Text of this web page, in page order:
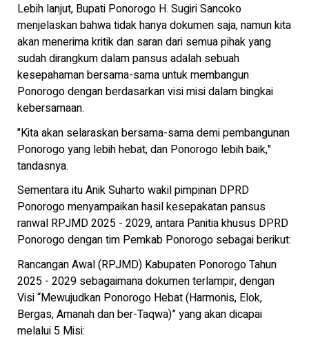
Lebih lanjut, Bupati Ponorogo H. Sugiri Sancoko
menjelaskan bahwa tidak hanya dokumen saja, namun kita
akan menerima kritik dan saran dari semua pihak yang
sudah dirangkum dalam pansus adalah sebuah
kesepahaman bersama-sama untuk membangun
Ponorogo dengan berdasarkan visi misi dalam bingkai
kebersamaan.
"Kita akan selaraskan bersama-sama demi pembangunan
Ponorogo yang lebih hebat, dan Ponorogo lebih baik,"
tandasnya.
Sementara itu Anik Suharto wakil pimpinan DPRD
Ponorogo menyampaikan hasil kesepakatan pansus
ranwal RPJMD 2025 - 2029, antara Panitia khusus DPRD
Ponorogo dengan tim Pemkab Ponorogo sebagai berikut:
Rancangan Awal (RPJMD) Kabupaten Ponorogo Tahun
2025 - 2029 sebagaimana dokumen terlampir, dengan
Visi “Mewujudkan Ponorogo Hebat (Harmonis, Elok,
Bergas, Amanah dan ber-Taqwa)” yang akan dicapai
melalui 5 Misi: